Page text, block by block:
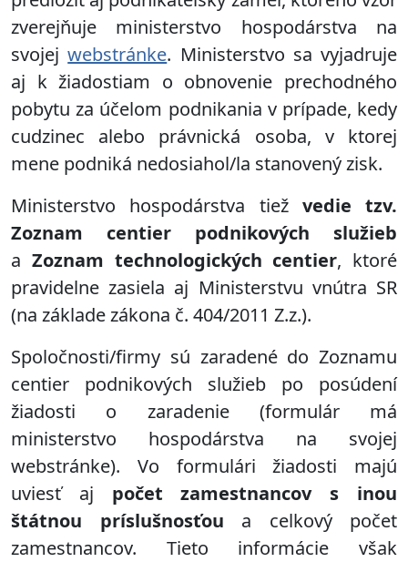
zverejňuje ministerstvo hospodárstva na
svojejwebstránke. Ministerstvo sa vyjadruje
aj k žiadostiam o obnovenie prechodného
pobytu za účelom podnikania v prípade, kedy
cudzinec alebo právnická osoba, v ktorej
mene podniká nedosiahol/la stanovený zisk.
Ministerstvo hospodárstva tiež vedie tzv.
Zoznam centier podnikových služieb
a Zoznam technologických centier, ktoré
pravidelne zasiela aj Ministerstvu vnútra SR
(na základe zákona č. 404/2011 Z.z.).
Spoločnosti/firmy sú zaradené do Zoznamu
centier podnikových služieb po posúdení
žiadosti o zaradenie (formulár má
ministerstvo hospodárstva na svojej
webstránke). Vo formulári žiadosti majú
uviesť aj počet zamestnancov s inou
štátnou príslušnosťou a celkový počet
zamestnancov. Tieto informácie však